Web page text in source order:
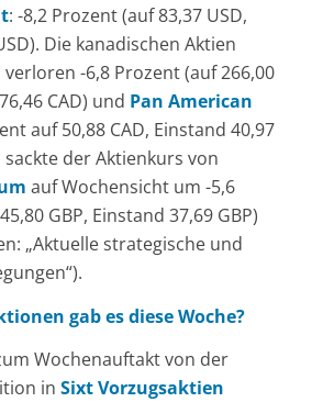
: -8,2 Prozent (auf 83,37 USD,
Die kanadischen Aktien
verloren -6,8 Prozent (auf 266,00
CAD) und Pan American
auf 50,88 CAD, Einstand 40,97
sackte der Aktienkurs von
auf Wochensicht um -5,6
GBP, Einstand 37,69 GBP)
„Aktuelle strategische und
gab es diese Woche?
Wochenauftakt von der
in Sixt Vorzugsaktien